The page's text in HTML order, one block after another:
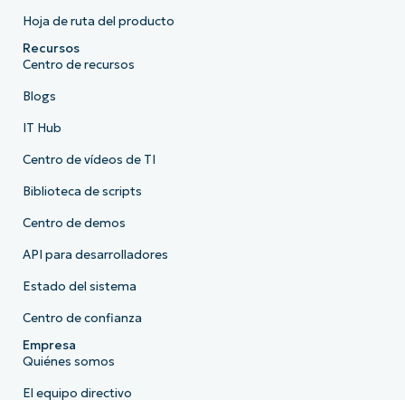
Hoja de ruta del producto
Recursos
Centro de recursos
Blogs
IT Hub
Centro de vídeos de TI
Biblioteca de scripts
Centro de demos
API para desarrolladores
Estado del sistema
Centro de confianza
Empresa
Quiénes somos
El equipo directivo